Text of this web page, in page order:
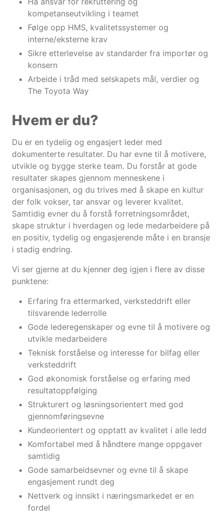
kompetanseutvikling i teamet
Følge opp HMS, kvalitetssystemer og
interne/eksterne krav
Sikre etterlevelse av standarder fra importør og
konsern
Arbeide i tråd med selskapets mål, verdier og
The Toyota Way
Hvem er du?
Du er en tydelig og engasjert leder med
dokumenterte resultater. Du har evne til å motivere,
utvikle og bygge sterke team. Du forstår at gode
resultater skapes gjennom menneskene i
organisasjonen, og du trives med å skape en kultur
der folk vokser, tar ansvar og leverer kvalitet.
Samtidig evner du å forstå forretningsområdet,
skape struktur i hverdagen og lede medarbeidere på
en positiv, tydelig og engasjerende måte i en bransje
i stadig endring.
Vi ser gjerne at du kjenner deg igjen i flere av disse
punktene:
Erfaring fra ettermarked, verksteddrift eller
tilsvarende lederrolle
Gode lederegenskaper og evne til å motivere og
utvikle medarbeidere
Teknisk forståelse og interesse for bilfag eller
verksteddrift
God økonomisk forståelse og erfaring med
resultatoppfølging
Strukturert og løsningsorientert med god
gjennomføringsevne
Kundeorientert og opptatt av kvalitet i alle ledd
Komfortabel med å håndtere mange oppgaver
samtidig
Gode samarbeidsevner og evne til å skape
engasjement rundt deg
Nettverk og innsikt i næringsmarkedet er en
fordel